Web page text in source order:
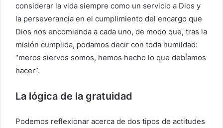
considerar la vida siempre como un servicio a Dios y
la perseverancia en el cumplimiento del encargo que
Dios nos encomienda a cada uno, de modo que, tras la
misión cumplida, podamos decir con toda humildad:
“meros siervos somos, hemos hecho lo que debíamos
hacer”.
La lógica de la gratuidad
Podemos reflexionar acerca de dos tipos de actitudes